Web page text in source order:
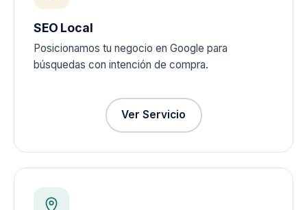
SEO Local
Posicionamos tu negocio en Google para
búsquedas con intención de compra.
Ver Servicio